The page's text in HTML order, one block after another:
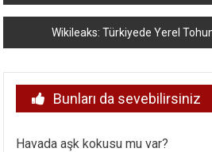
dolaşımı
Wikileaks: Türkiyede Yerel
Bunları da sevebilirsiniz
Havada aşk kokusu mu var?